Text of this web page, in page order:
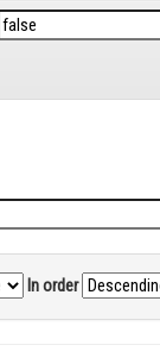
In order